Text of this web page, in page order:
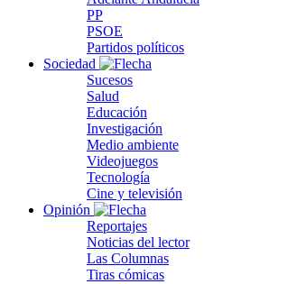
PP
PSOE
Partidos políticos
Sociedad
Sucesos
Salud
Educación
Investigación
Medio ambiente
Videojuegos
Tecnología
Cine y televisión
Opinión
Reportajes
Noticias del lector
Las Columnas
Tiras cómicas